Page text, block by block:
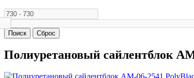
Полиуретановый сайлентблок